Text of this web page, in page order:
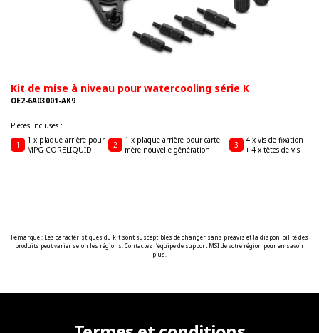
Kit de mise à niveau pour watercooling série K
OE2-6A03001-AK9
Pièces incluses :
1
1 x plaque arrière pour
MPG CORELIQUID
2
1 x plaque arrière pour carte
mère nouvelle génération
3
4 x vis de fixation
+ 4 x têtes de vis
Remarque : Les caractéristiques du kit sont susceptibles de changer sans préavis et la disponibilité des
produits peut varier selon les régions. Contactez l'équipe de support MSI de votre région pour en savoir
plus.